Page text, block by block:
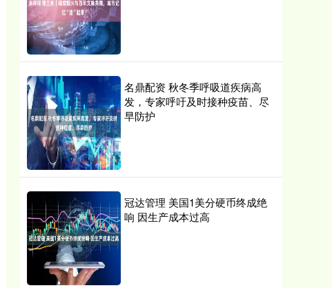
名鼎配资 秋冬季呼吸道疾病高
发，专家呼吁及时接种疫苗、尽
早防护
冠达管理 美国1美分硬币终成绝
响 因生产成本过高